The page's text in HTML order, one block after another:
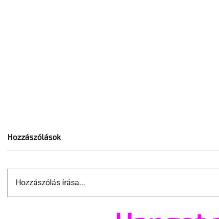
A mellrákszűrésről senki sem
Hozzászólások
Hozzászólás írása...